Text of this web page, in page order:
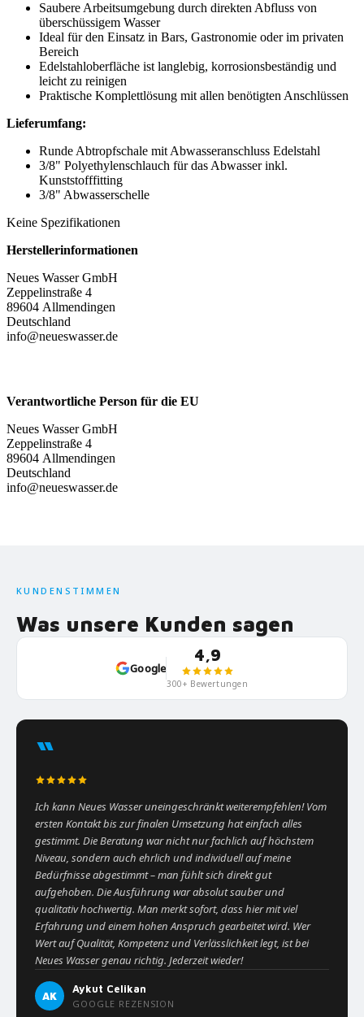
Saubere Arbeitsumgebung durch direkten Abfluss von
überschüssigem Wasser
Ideal für den Einsatz in Bars, Gastronomie oder im privaten
Bereich
Edelstahloberfläche ist langlebig, korrosionsbeständig und
leicht zu reinigen
Praktische Komplettlösung mit allen benötigten Anschlüssen
Lieferumfang:
Runde Abtropfschale mit Abwasseranschluss Edelstahl
3/8" Polyethylenschlauch für das Abwasser inkl.
Kunststofffitting
3/8" Abwasserschelle​
Keine Spezifikationen
Herstellerinformationen
Neues Wasser GmbH
Zeppelinstraße 4
89604 Allmendingen
Deutschland
info@neueswasser.de
Verantwortliche Person für die EU
Neues Wasser GmbH
Zeppelinstraße 4
89604 Allmendingen
Deutschland
info@neueswasser.de
KUNDENSTIMMEN
Was unsere Kunden sagen
Google
4,9
300+ Bewertungen
“
Ich kann Neues Wasser uneingeschränkt weiterempfehlen! Vom
ersten Kontakt bis zur finalen Umsetzung hat einfach alles
gestimmt. Die Beratung war nicht nur fachlich auf höchstem
Niveau, sondern auch ehrlich und individuell auf meine
Bedürfnisse abgestimmt – man fühlt sich direkt gut
aufgehoben. Die Ausführung war absolut sauber und
qualitativ hochwertig. Man merkt sofort, dass hier mit viel
Erfahrung und einem hohen Anspruch gearbeitet wird. Wer
Wert auf Qualität, Kompetenz und Verlässlichkeit legt, ist bei
Neues Wasser genau richtig. Jederzeit wieder!
AK
Aykut Celikan
GOOGLE REZENSION